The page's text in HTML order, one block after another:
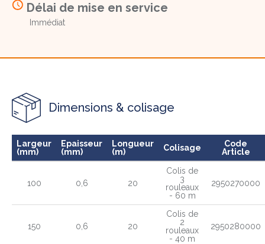
Délai de mise en service
Immédiat
Dimensions & colisage
Largeur
(mm)
Epaisseur
(mm)
Longueur
(m)
Colisage
Code
Article
100 0,6 20
Colis de
3
rouleaux
- 60 m
2950270000
150 0,6 20
Colis de
2
rouleaux
- 40 m
2950280000